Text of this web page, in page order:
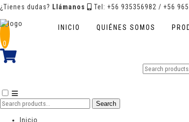
¿Tienes dudas? Llámanos Tel: +56 935356982 / +56
INICIO QUIÉNES SOMOS
0
Search
Search
Search
Inicio
Pote blanco polipapel sin tapa
Papel